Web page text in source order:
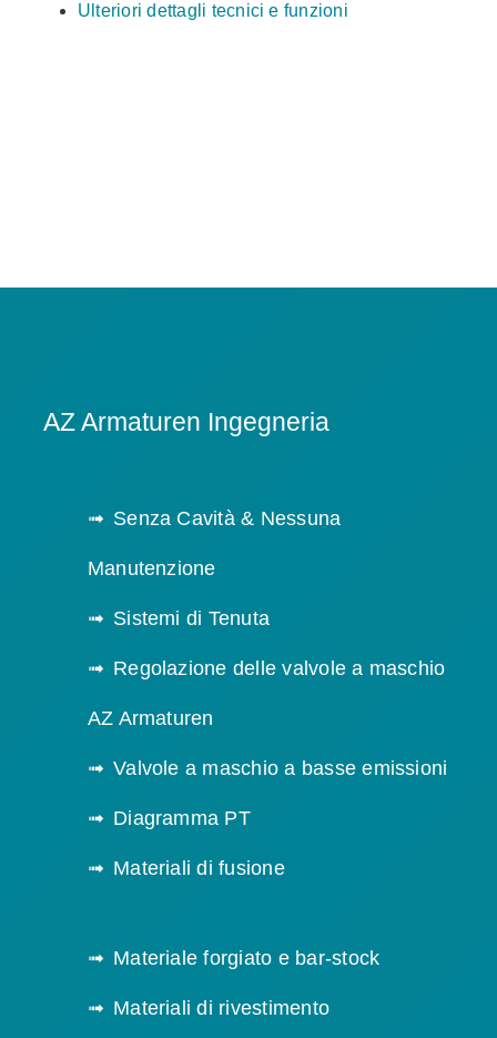
Ulteriori dettagli tecnici e funzioni
AZ Armaturen Ingegneria
Senza Cavità & Nessuna
Manutenzione
Sistemi di Tenuta
Regolazione delle valvole a maschio
AZ Armaturen
Valvole a maschio a basse emissioni
Diagramma PT
Materiali di fusione
Materiale forgiato e bar-stock
Materiali di rivestimento